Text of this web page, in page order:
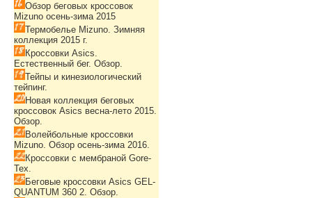
Обзор беговых кроссовок
Mizuno осень-зима 2015
Термобелье Mizuno. Зимняя
коллекция 2015 г.
Кроссовки Asics.
Естественный бег. Обзор.
Тейпы и кинезиологический
тейпинг.
Новая коллекция беговых
кроссовок Asics весна-лето 2015.
Обзор.
Волейбольные кроссовки
Mizuno. Обзор осень-зима 2016.
Кроссовки с мембраной Gore-
Tex.
Беговые кроссовки Asics GEL-
QUANTUM 360 2. Обзор.